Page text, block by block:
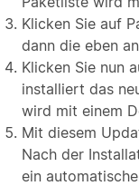
Klicken Sie auf
dann die eben
Klicken Sie nun
installiert das
wird mit einem
Mit diesem
Nach der
ein